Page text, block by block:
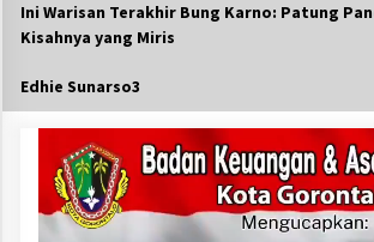
Ini Warisan Terakhir Bung Karno: Patung
Kisahnya yang Miris
Edhie Sunarso3